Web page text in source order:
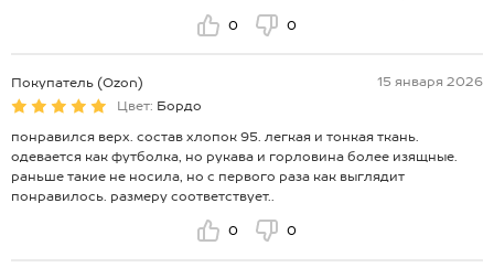
0 0
Покупатель (Ozon)
15 января 2026
Цвет: Бордо
понравился верх. состав хлопок 95. легкая и тонкая ткань.
одевается как футболка, но рукава и горловина более изящные.
раньше такие не носила, но с первого раза как выглядит
понравилось. размеру соответствует..
0 0